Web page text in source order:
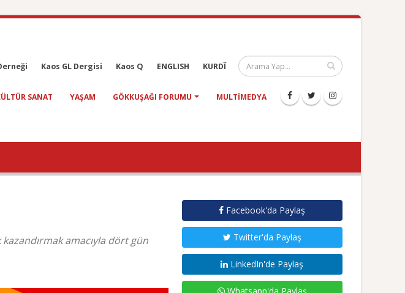
Kaos GL Dergisi Kaos Q ENGLISH KURDÎ
SANAT YAŞAM GÖKKUŞAĞI FORUMU MULTIMEDYA
amacıyla dört gün
Facebook'da Paylaş
Twitter'da Paylaş
LinkedIn'de Paylaş